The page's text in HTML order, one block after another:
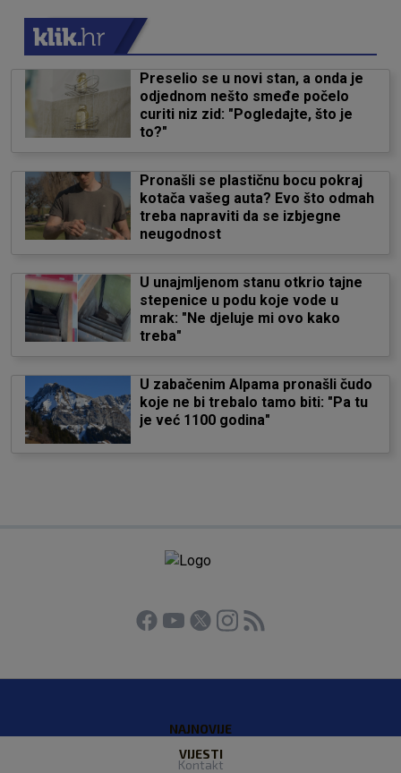
Preselio se u novi stan, a onda je
odjednom nešto smeđe počelo
curiti niz zid: "Pogledajte, što je
to?"
Pronašli se plastičnu bocu pokraj
kotača vašeg auta? Evo što odmah
treba napraviti da se izbjegne
neugodnost
U unajmljenom stanu otkrio tajne
stepenice u podu koje vode u
mrak: "Ne djeluje mi ovo kako
treba"
U zabačenim Alpama pronašli čudo
koje ne bi trebalo tamo biti: "Pa tu
je već 1100 godina"
NAJNOVIJE
VIJESTI
Kontakt